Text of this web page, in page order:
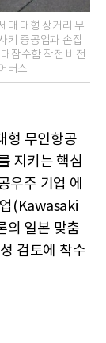
대 대형 장거리 무
키 중공업과 손잡
잠수함 작전 버전
버스
형 무인항공
지키는 핵심
우주 기업 에
(Kawasaki
의 일본 맞춤
검토에 착수